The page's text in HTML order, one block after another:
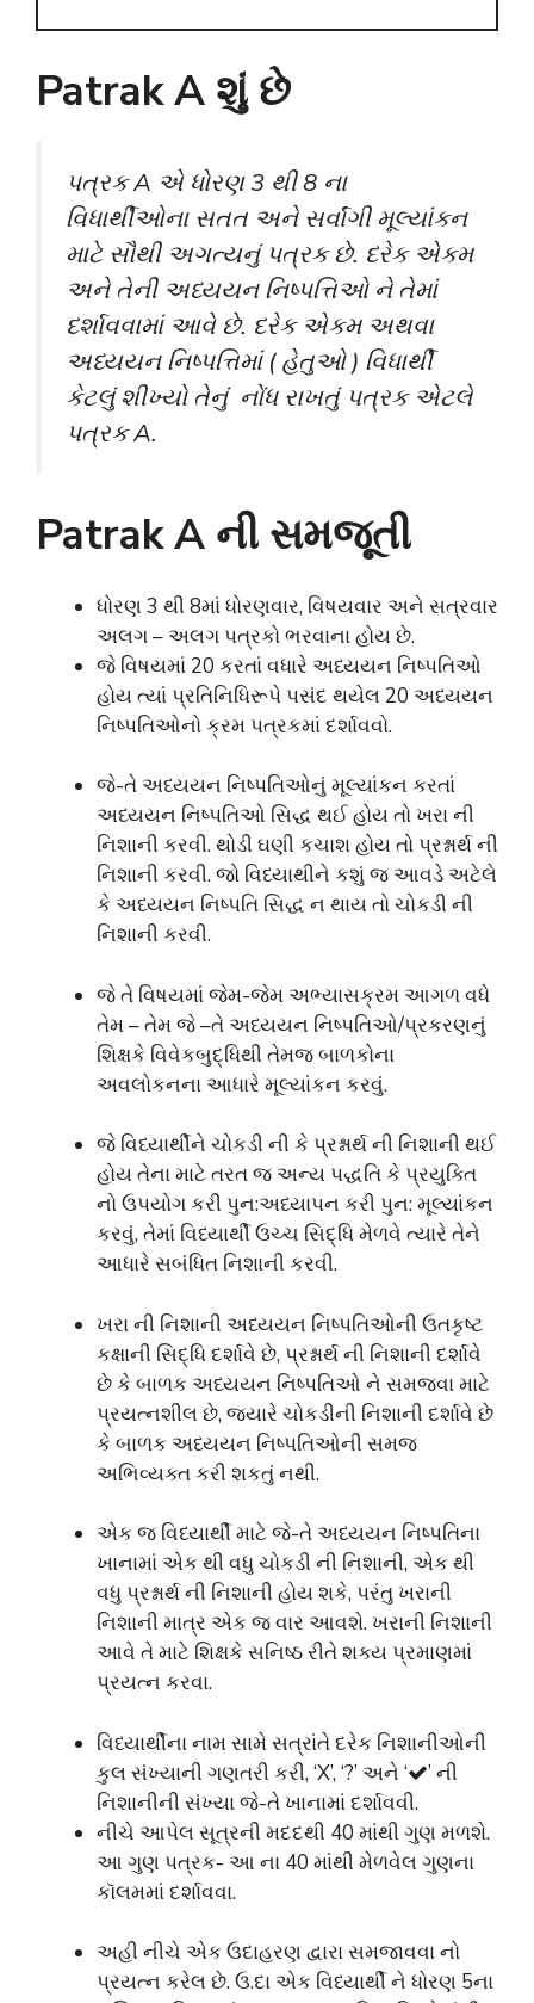
Patrak A શું છે
પત્રક A એ ધોરણ 3 થી 8 ના
વિધાર્થીઓના સતત અને સર્વાંગી મૂલ્યાંકન
માટે સૌથી અગત્યનું પત્રક છે. દરેક એકમ
અને તેની અધ્યયન નિષ્પત્તિઓ ને તેમાં
દર્શાવવામાં આવે છે. દરેક એકમ અથવા
અધ્યયન નિષ્પત્તિમાં ( હેતુઓ ) વિધાર્થી
કેટલું શીખ્યો તેનું નોંધ રાખતું પત્રક એટલે
પત્રક A.
Patrak A ની સમજૂતી
ધોરણ 3 થી 8માં ધોરણવાર, વિષયવાર અને સત્રવાર
અલગ – અલગ પત્રકો ભરવાના હોય છે.
જે વિષયમાં 20 કરતાં વધારે અધ્યયન નિષ્પતિઓ
હોય ત્યાં પ્રતિનિધિરૂપે પસંદ થયેલ 20 અધ્યયન
નિષ્પતિઓનો ક્રમ પત્રકમાં દર્શાવવો.
જે-તે અધ્યયન નિષ્પતિઓનું મૂલ્યાંકન કરતાં
અધ્યયન નિષ્પતિઓ સિદ્ધ થઈ હોય તો ખરા ની
નિશાની કરવી. થોડી ઘણી કચાશ હોય તો પ્રશ્નાર્થ ની
નિશાની કરવી. જો વિધ્યાથીને કશું જ આવડે અટેલે
કે અધ્યયન નિષ્પતિ સિદ્ધ ન થાય તો ચોકડી ની
નિશાની કરવી.
જે તે વિષયમાં જેમ-જેમ અભ્યાસક્રમ આગળ વધે
તેમ – તેમ જે –તે અધ્યયન નિષ્પતિઓ/પ્રકરણનું
શિક્ષકે વિવેકબુદ્ધિથી તેમજ બાળકોના
અવલોકનના આધારે મૂલ્યાંકન કરવું.
જે વિધ્યાર્થીને ચોકડી ની કે પ્રશ્નાર્થ ની નિશાની થઈ
હોય તેના માટે તરત જ અન્ય પદ્ધતિ કે પ્રયુક્તિ
નો ઉપયોગ કરી પુન:અધ્યાપન કરી પુન: મૂલ્યાંકન
કરવું, તેમાં વિધ્યાર્થી ઉચ્ચ સિદ્ધિ મેળવે ત્યારે તેને
આધારે સબંધિત નિશાની કરવી.
ખરા ની નિશાની અધ્યયન નિષ્પતિઓની ઉતકૃષ્ટ
કક્ષાની સિદ્ધિ દર્શાવે છે, પ્રશ્નાર્થ ની નિશાની દર્શાવે
છે કે બાળક અધ્યયન નિષ્પતિઓ ને સમજવા માટે
પ્રયત્નશીલ છે, જ્યારે ચોકડીની નિશાની દર્શાવે છે
કે બાળક અધ્યયન નિષ્પતિઓની સમજ
અભિવ્યક્ત કરી શકતું નથી.
એક જ વિધ્યાર્થી માટે જે-તે અધ્યયન નિષ્પતિના
ખાનામાં એક થી વધુ ચોકડી ની નિશાની, એક થી
વધુ પ્રશ્નાર્થ ની નિશાની હોય શકે, પરંતુ ખરાની
નિશાની માત્ર એક જ વાર આવશે. ખરાની નિશાની
આવે તે માટે શિક્ષકે સનિષ્ઠ રીતે શક્ય પ્રમાણમાં
પ્રયત્ન કરવા.
વિધ્યાર્થીના નામ સામે સત્રાંતે દરેક નિશાનીઓની
કુલ સંખ્યાની ગણતરી કરી, ‘X’, ‘?’ અને ‘
’ ની
નિશાનીની સંખ્યા જે-તે ખાનામાં દર્શાવવી.
નીચે આપેલ સૂત્રની મદદથી 40 માંથી ગુણ મળશે.
આ ગુણ પત્રક- આ ના 40 માંથી મેળવેલ ગુણના
કૉલમમાં દર્શાવવા.
અહી નીચે એક ઉદાહરણ દ્વારા સમજાવવા નો
પ્રયત્ન કરેલ છે. ઉ.દા એક વિધ્યાર્થી ને ધોરણ 5ના